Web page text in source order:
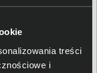
treści
i